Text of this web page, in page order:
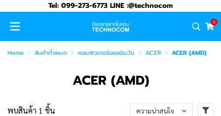
Tel: 099-273-6773 LINE :@technocom
0
Home สินค้าทั้งหมด คอมพิวเตอร์ออลอินวัน ACER ACER (AMD)
ACER (AMD)
พบสินค้า 1 ชิ้น ความน่าสนใจ